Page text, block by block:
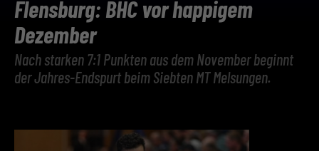
Flensburg: BHC vor happigem
Dezember
Nach starken 7:1 Punkten aus dem November beginnt
der Jahres-Endspurt beim Siebten MT Melsungen.